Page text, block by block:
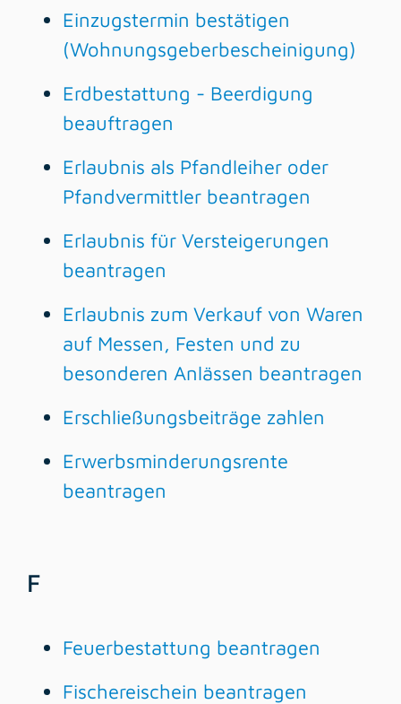
Einzugstermin bestätigen
(Wohnungsgeberbescheinigung)
Erdbestattung - Beerdigung
beauftragen
Erlaubnis als Pfandleiher oder
Pfandvermittler beantragen
Erlaubnis für Versteigerungen
beantragen
Erlaubnis zum Verkauf von Waren
auf Messen, Festen und zu
besonderen Anlässen beantragen
Erschließungsbeiträge zahlen
Erwerbsminderungsrente
beantragen
F
Feuerbestattung beantragen
Fischereischein beantragen